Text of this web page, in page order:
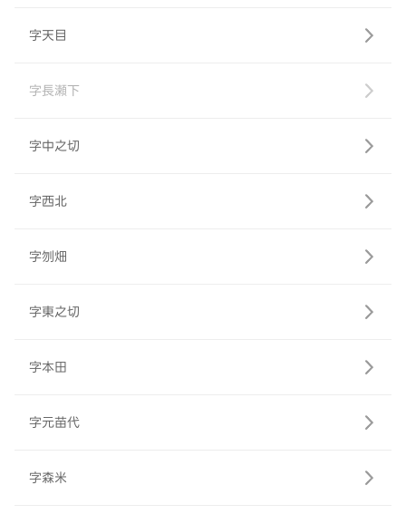
字天目
字長瀬下
字中之切
字西北
字刎畑
字東之切
字本田
字元苗代
字森米